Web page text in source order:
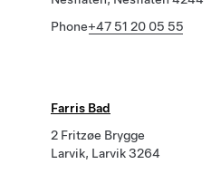
Phone+47 51 20 05 55
Farris Bad
2 Fritzøe Brygge
Larvik, Larvik 3264